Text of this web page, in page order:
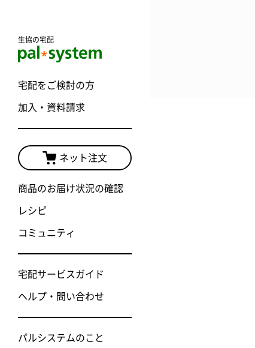
生協の宅配
宅配をご検討の方
加入・資料請求
ネット注文
商品のお届け状況の確認
レシピ
コミュニティ
宅配サービスガイド
ヘルプ・問い合わせ
パルシステムのこと